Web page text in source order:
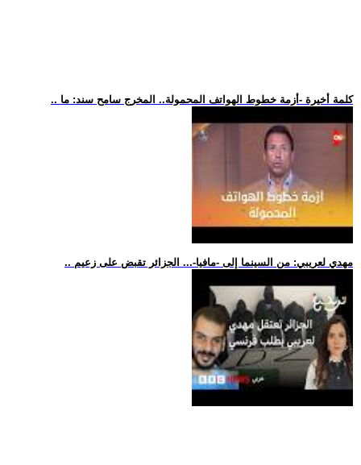
.. كلمة أخيرة -أزمة خطوط الهواتف المحمولة.. المخرج سامح سند: ما
.. مهدي لعريبي: من السينما إلى -مافيا-... الجزائر تقبض على زعيم